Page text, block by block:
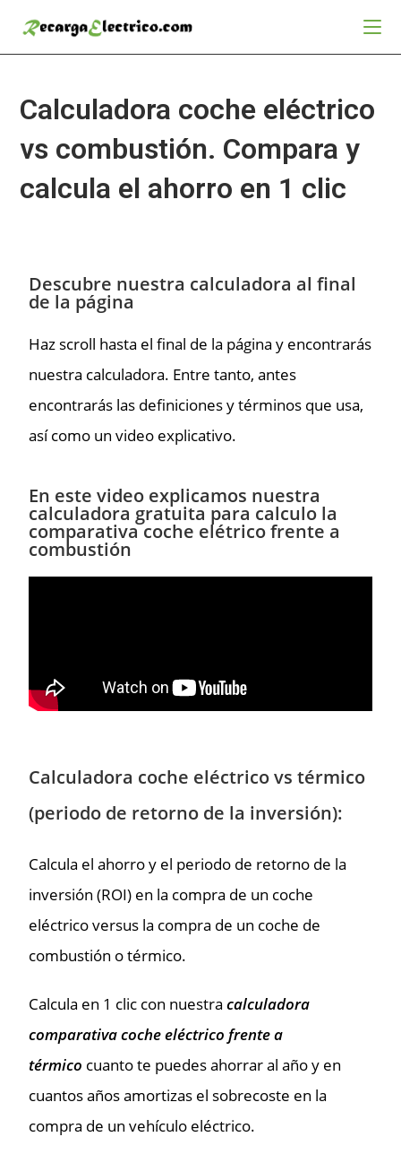
Calculadora coche eléctrico
vs combustión. Compara y
calcula el ahorro en 1 clic
Descubre nuestra calculadora al final
de la página
Haz scroll hasta el final de la página y encontrarás
nuestra calculadora. Entre tanto, antes
encontrarás las definiciones y términos que usa,
así como un video explicativo.
En este video explicamos nuestra
calculadora gratuita para calculo la
comparativa coche elétrico frente a
combustión
Calculadora coche eléctrico vs térmico
(periodo de retorno de la inversión):
Calcula el ahorro y el periodo de retorno de la
inversión (ROI) en la compra de un coche
eléctrico versus la compra de un coche de
combustión o térmico.
Calcula en 1 clic con nuestracalculadora
comparativa coche eléctrico frente a
térmico cuanto te puedes ahorrar al año y en
cuantos años amortizas el sobrecoste en la
compra de un vehículo eléctrico.